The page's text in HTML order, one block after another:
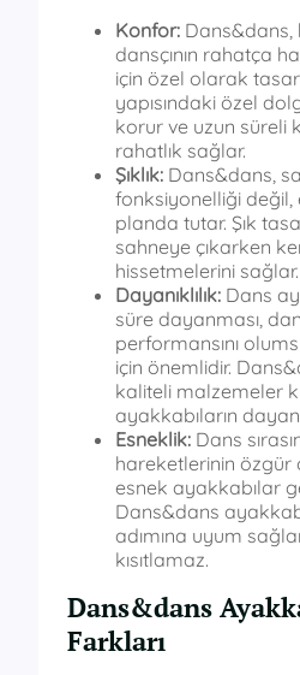
Konfor: Dans&dans,
dansçının rahatça
için özel olarak
yapısındaki özel
korur ve uzun süreli
rahatlık sağlar.
Şıklık: Dans&dans,
fonksiyonelliği değil,
planda tutar. Şık
sahneye çıkarken
hissetmelerini sağlar.
Dayanıklılık: Dans
süre dayanması,
performansını
için önemlidir.
kaliteli malzemeler
ayakkabıların
Esneklik: Dans
hareketlerinin özgür
esnek ayakkabılar
Dans&dans
adımına uyum
kısıtlamaz.
Dans&dans
Farkları